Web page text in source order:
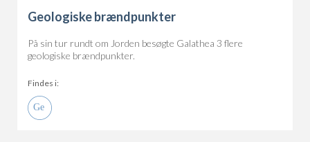
Geologiske brændpunkter
På sin tur rundt om Jorden besøgte Galathea 3 flere
geologiske brændpunkter.
Findes i: